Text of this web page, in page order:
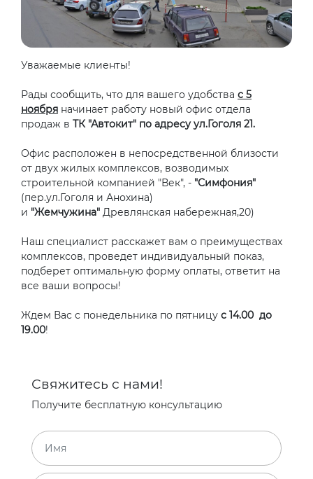
Уважаемые клиенты!
Рады сообщить, что для вашего удобства с 5
ноября начинает работу новый офис отдела
продаж в ТК "Автокит" по адресу ул.Гоголя 21.
Офис расположен в непосредственной близости
от двух жилых комплексов, возводимых
строительной компанией "Век", - "Симфония"
(пер.ул.Гоголя и Анохина)
и "Жемчужина" Древлянская набережная,20)
Наш специалист расскажет вам о преимуществах
комплексов, проведет индивидуальный показ,
подберет оптимальную форму оплаты, ответит на
все ваши вопросы!
Ждем Вас с понедельника по пятницу с 14.00 до
19.00!
Свяжитесь с нами!
Получите бесплатную консультацию